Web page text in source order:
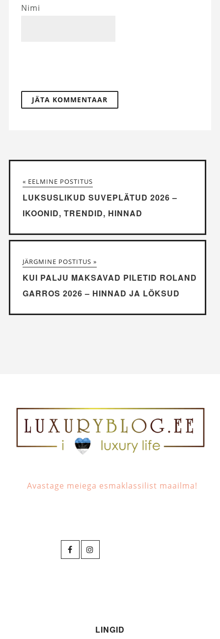
Nimi
« EELMINE POSTITUS
LUKSUSLIKUD SUVEPLÄTUD 2026 –
IKOONID, TRENDID, HINNAD
JÄRGMINE POSTITUS »
KUI PALJU MAKSAVAD PILETID ROLAND
GARROS 2026 – HINNAD JA LÕKSUD
Avastage meiega esmaklassilist maailma!
LINGID